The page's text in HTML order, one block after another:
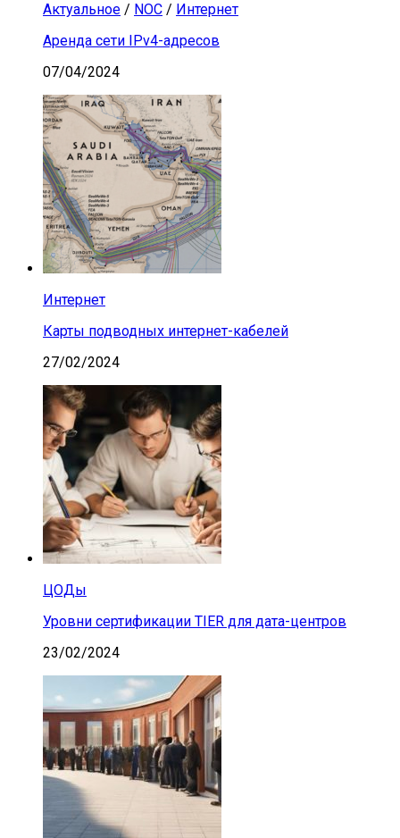
Актуальное / NOC / Интернет
Аренда сети IPv4-адресов
07/04/2024
Интернет
Карты подводных интернет-кабелей
27/02/2024
ЦОДы
Уровни сертификации TIER для дата-центров
23/02/2024